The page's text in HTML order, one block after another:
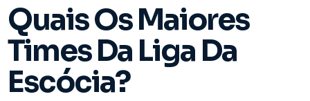
Quais Os Maiores
Times Da Liga Da
Escócia?